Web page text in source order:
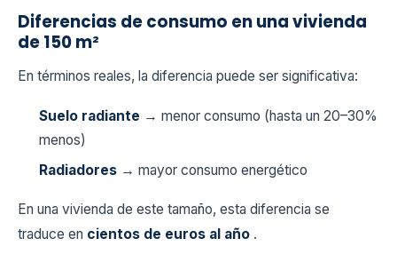
Diferencias de consumo en una vivienda
de 150 m²
En términos reales, la diferencia puede ser significativa:
Suelo radiante → menor consumo (hasta un 20–30%
menos)
Radiadores → mayor consumo energético
En una vivienda de este tamaño, esta diferencia se
traduce en cientos de euros al año .